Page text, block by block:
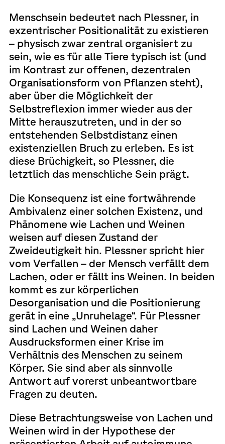
Menschsein bedeutet nach Plessner, in
exzentrischer Positionalität zu existieren
– physisch zwar zentral organisiert zu
sein, wie es für alle Tiere typisch ist (und
im Kontrast zur offenen, dezentralen
Organisationsform von Pflanzen steht),
aber über die Möglichkeit der
Selbstreflexion immer wieder aus der
Mitte herauszutreten, und in der so
entstehenden Selbstdistanz einen
existenziellen Bruch zu erleben. Es ist
diese Brüchigkeit, so Plessner, die
letztlich das menschliche Sein prägt.
Die Konsequenz ist eine fortwährende
Ambivalenz einer solchen Existenz, und
Phänomene wie Lachen und Weinen
weisen auf diesen Zustand der
Zweideutigkeit hin. Plessner spricht hier
vom Verfallen – der Mensch verfällt dem
Lachen, oder er fällt ins Weinen. In beiden
kommt es zur körperlichen
Desorganisation und die Positionierung
gerät in eine „Unruhelage“. Für Plessner
sind Lachen und Weinen daher
Ausdrucksformen einer Krise im
Verhältnis des Menschen zu seinem
Körper. Sie sind aber als sinnvolle
Antwort auf vorerst unbeantwortbare
Fragen zu deuten.
Diese Betrachtungsweise von Lachen und
Weinen wird in der Hypothese der